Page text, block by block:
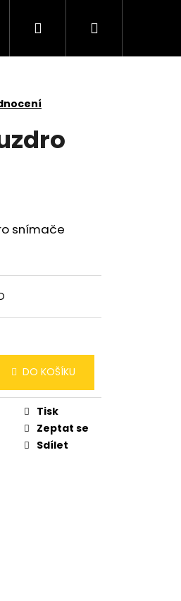
PřihlášeníNákupní
snímače
DO KOŠÍKU
Tisk
Zeptat se
Sdílet